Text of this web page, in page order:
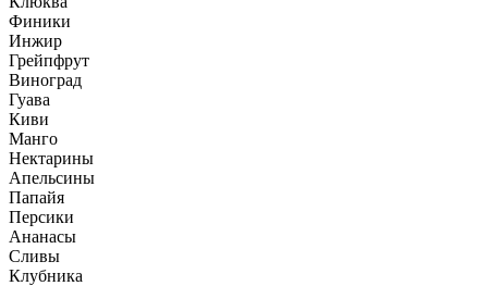
Финики
Инжир
Грейпфрут
Виноград
Гуава
Киви
Манго
Нектарины
Апельсины
Папайя
Персики
Ананасы
Сливы
Клубника